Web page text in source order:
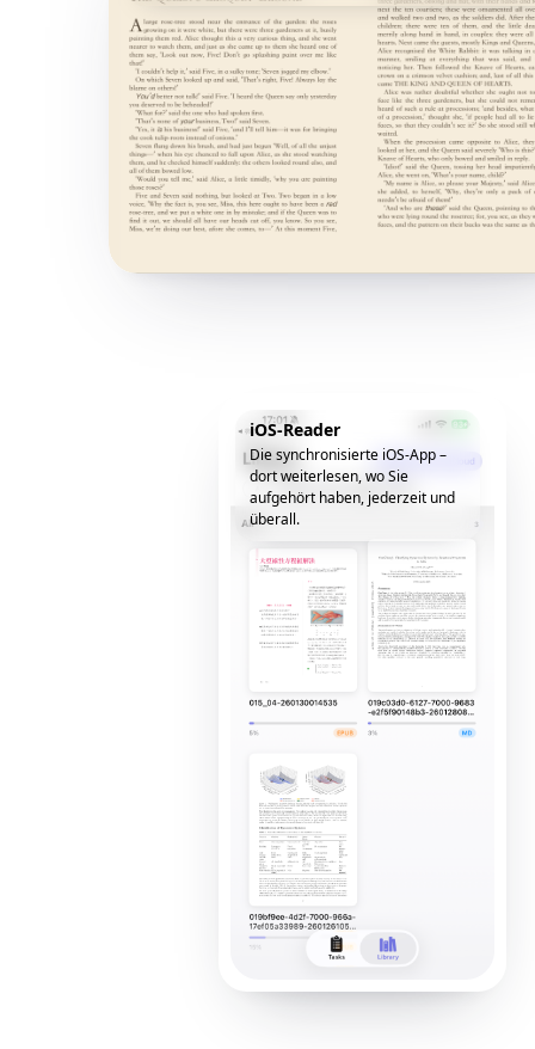
iOS-Reader
Die synchronisierte iOS-App –
dort weiterlesen, wo Sie
aufgehört haben, jederzeit und
überall.